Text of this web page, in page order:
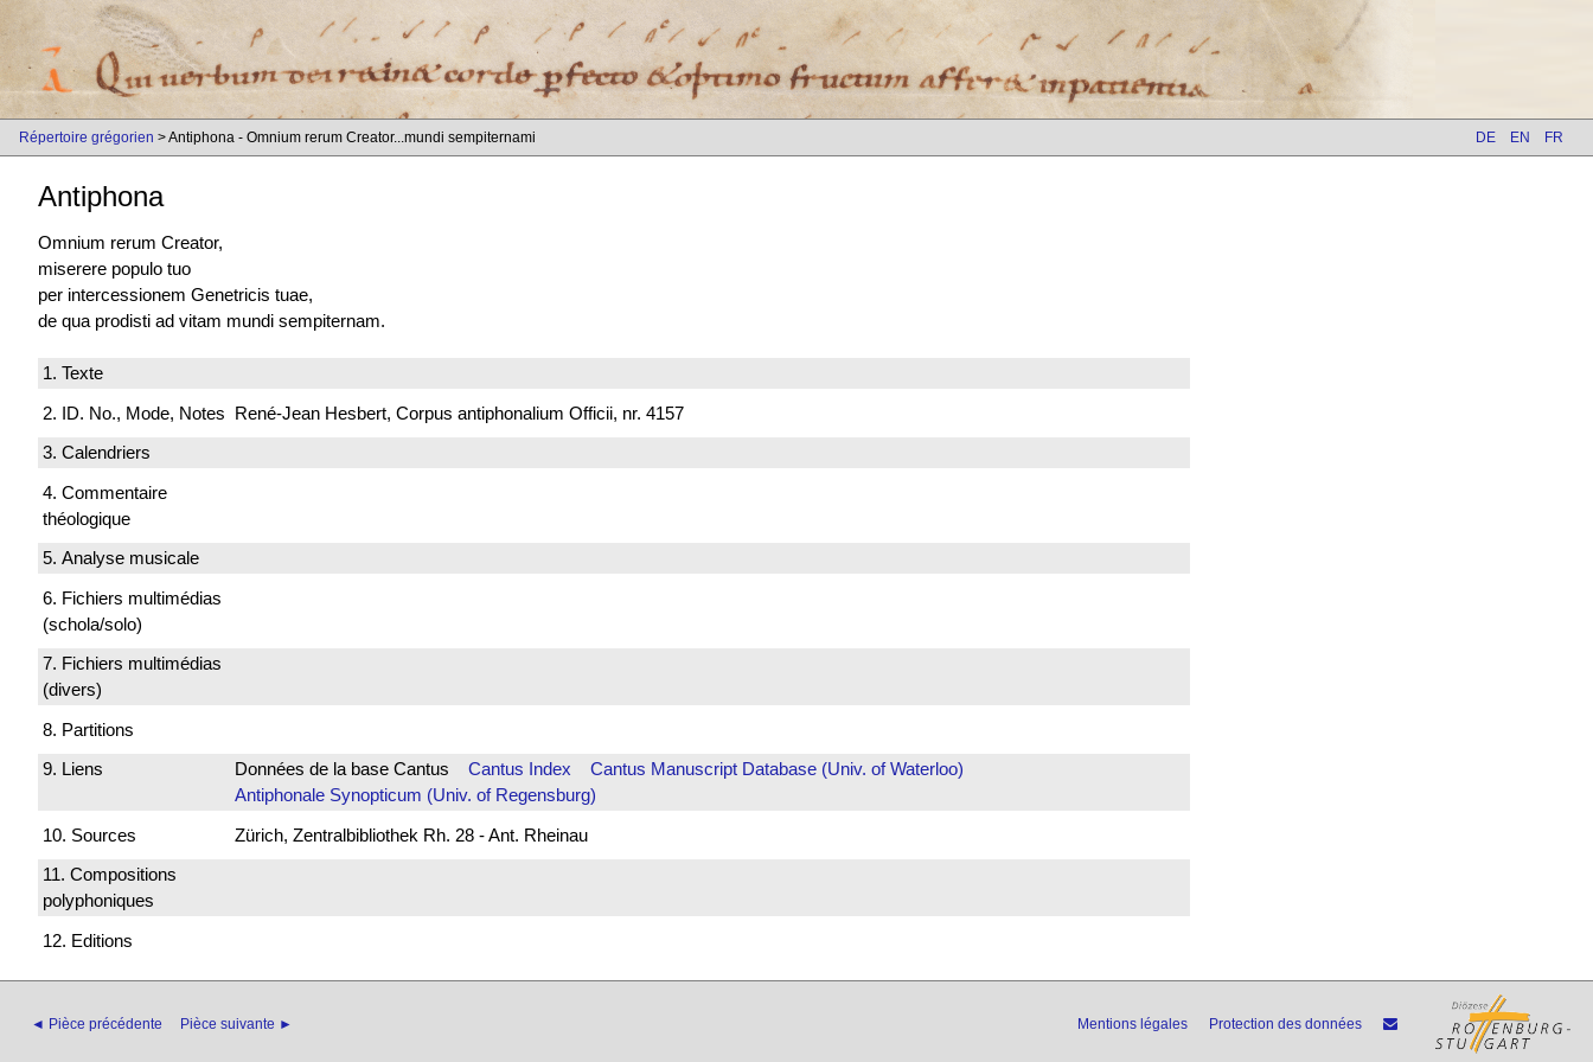
Répertoire grégorien > Antiphona - Omnium rerum Creator...mundi sempiternami DE EN FR
Antiphona
Omnium rerum Creator,
miserere populo tuo
per intercessionem Genetricis tuae,
de qua prodisti ad vitam mundi sempiternam.
1. Texte
2. ID. No., Mode, Notes René-Jean Hesbert, Corpus antiphonalium Officii, nr. 4157
3. Calendriers
4. Commentaire
théologique
5. Analyse musicale
6. Fichiers multimédias
(schola/solo)
7. Fichiers multimédias
(divers)
8. Partitions
9. Liens
Données de la base Cantus Cantus Index
Cantus Manuscript Database (Univ. of Waterloo)
Antiphonale Synopticum (Univ. of Regensburg)
10. Sources
Zürich, Zentralbibliothek Rh. 28 - Ant. Rheinau
11. Compositions
polyphoniques
12. Editions
◄ Pièce précédente Pièce suivante ► Mentions légales Protection des données